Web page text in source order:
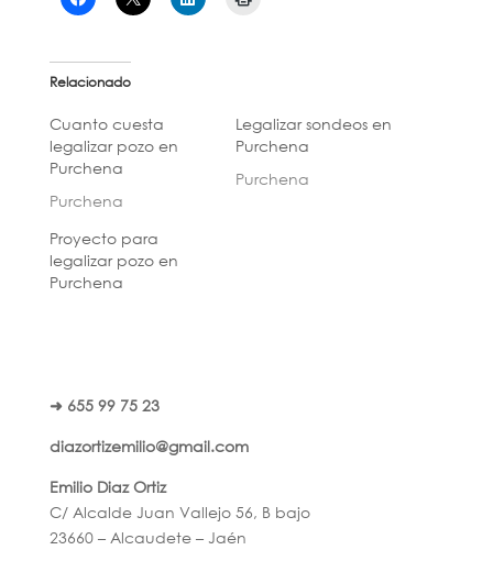
Relacionado
Cuanto cuesta
legalizar pozo en
Purchena
Purchena
Legalizar sondeos en
Purchena
Purchena
Proyecto para
legalizar pozo en
Purchena
➜ 655 99 75 23
diazortizemilio@gmail.com
Emilio Diaz Ortiz
C/ Alcalde Juan Vallejo 56, B bajo
23660 – Alcaudete – Jaén